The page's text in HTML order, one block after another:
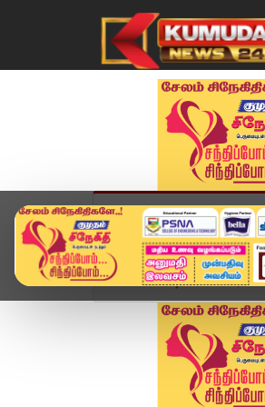
முகப்பு விளையாட்டு
Home வீடியோ ஸ்டோரி